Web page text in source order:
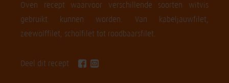
Oven recept waarvoor verschillende soorten witvis
gebruikt kunnen worden. Van kabeljauwfilet,
zeewolffilet, scholfilet tot roodbaarsfilet.
Deel dit recept